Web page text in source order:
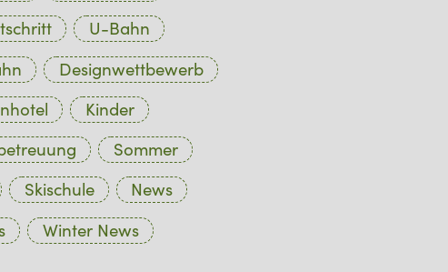
U-Bahn
Designwettbewerb
Kinder
Sommer
Skischule
News
Winter News